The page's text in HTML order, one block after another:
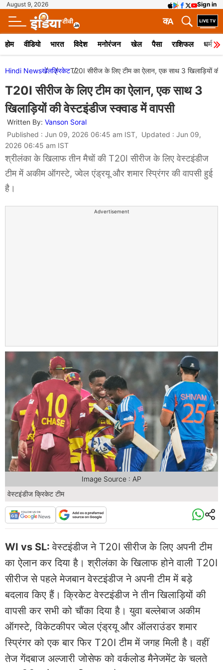
August 9, 2026 Sign in
A
क
होम वीडियो भारत विदेश मनोरंजन खेल पैसा राशिफल धर्म
Hindi Newsखेलक्रिकेटT20I सीरीज के लिए टीम का ऐलान, एक साथ 3 खिलाड़ियों की
T20I सीरीज के लिए टीम का ऐलान, एक साथ 3
खिलाड़ियों की वेस्टइंडीज स्क्वाड में वापसी
Written By: Vanson Soral
Published : Jun 09, 2026 06:45 am IST, Updated : Jun 09,
2026 06:45 am IST
श्रीलंका के खिलाफ तीन मैचों की T20I सीरीज के लिए वेस्टइंडीज
टीम में अकीम ऑगस्टे, ज्वेल एंड्रयू और शमार स्प्रिंगर की वापसी हुई
है।
Advertisement
वेस्टइंडीज क्रिकेट टीम
Image Source : AP
WI vs SL:वेस्टइंडीज ने T20I सीरीज के लिए अपनी टीम
का ऐलान कर दिया है। श्रीलंका के खिलाफ होने वाली T20I
सीरीज से पहले मेजबान वेस्टइंडीज ने अपनी टीम में बड़े
बदलाव किए हैं। क्रिकेट वेस्टइंडीज ने तीन खिलाड़ियों की
वापसी कर सभी को चौंका दिया है। युवा बल्लेबाज अकीम
ऑगस्टे, विकेटकीपर ज्वेल एंड्रयू और ऑलराउंडर शमार
स्प्रिंगर को एक बार फिर T20I टीम में जगह मिली है। वहीं
तेज गेंदबाज अल्जारी जोसेफ को वर्कलोड मैनेजमेंट के चलते